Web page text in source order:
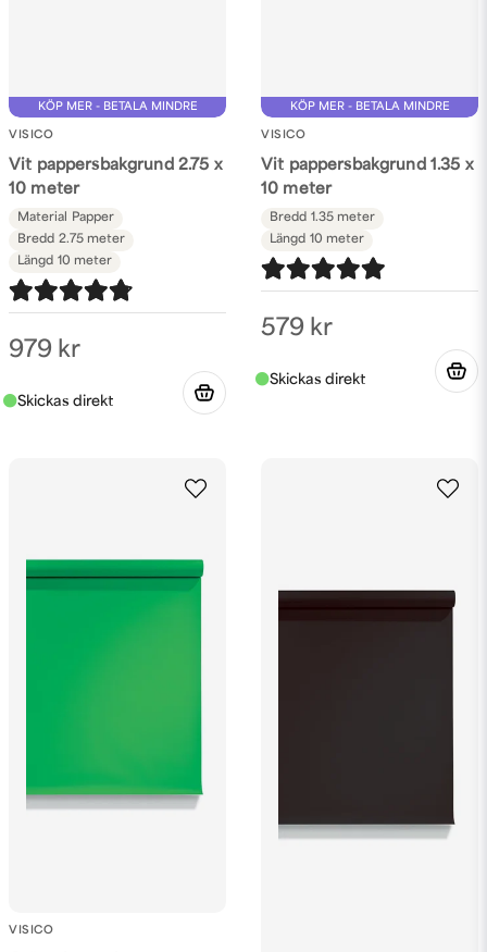
KÖP MER - BETALA MINDRE
VISICO
Vit pappersbakgrund 2.75 x
10 meter
Material
Papper
Bredd 2.75 meter
Längd 10 meter
979 kr
KÖP MER - BETALA MINDRE
VISICO
Vit pappersbakgrund 1.35 x
10 meter
Bredd 1.35 meter
Längd 10 meter
579 kr
VISICO